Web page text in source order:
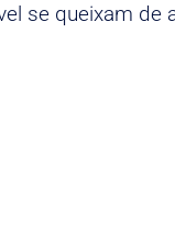
se queixam de